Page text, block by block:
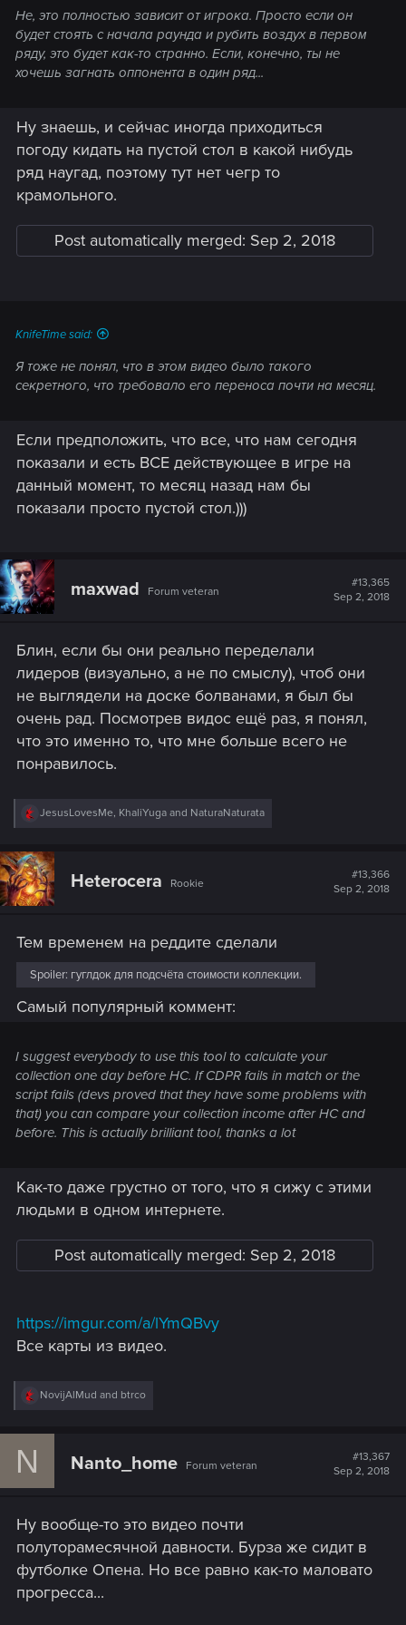
верит, что они успевают в сроки? Было бы всё
нормально, нам бы не показывали зеркалку, нам бы
показали анимацию разыгрывания карт с руки
оппонента (а её не было, показали сразу стол с
как у катапульты севера. Короче такооооое.
Не, это полностью зависит от игрока. Просто если он
будет стоять с начала раунда и рубить воздух в первом
ряду, это будет как-то странно. Если, конечно, ты не
хочешь загнать оппонента в один ряд...
Ну знаешь, и сейчас иногда приходиться
погоду кидать на пустой стол в какой нибудь
ряд наугад, поэтому тут нет чегр то
крамольного.
Post automatically merged: Sep 2, 2018
KnifeTime said:
Я тоже не понял, что в этом видео было такого
секретного, что требовало его переноса почти на месяц.
Если предположить, что все, что нам сегодня
показали и есть ВСЕ действующее в игре на
данный момент, то месяц назад нам бы
показали просто пустой стол.)))
maxwad Forum veteran
#13,365
Sep 2, 2018
Блин, если бы они реально переделали
лидеров (визуально, а не по смыслу), чтоб они
не выглядели на доске болванами, я был бы
очень рад. Посмотрев видос ещё раз, я понял,
что это именно то, что мне больше всего не
понравилось.
R
c
t
i
o
:
JesusLovesMe, KhaliYuga and NaturaNaturata
Heterocera Rookie
#13,366
Sep 2, 2018
Тем временем на реддите сделали
Spoiler: гуглдок для подсчёта стоимости коллекции.
Самый популярный коммент:
I suggest everybody to use this tool to calculate your
collection one day before HC. If CDPR fails in match or the
script fails (devs proved that they have some problems with
that) you can compare your collection income after HC and
before. This is actually brilliant tool, thanks a lot
Как-то даже грустно от того, что я сижу с этими
людьми в одном интернете.
Post automatically merged: Sep 2, 2018
https://imgur.com/a/lYmQBvy
Все карты из видео.
R
c
NovijAlMud and btrco
N Nanto_home Forum veteran
#13,367
Sep 2, 2018
Ну вообще-то это видео почти
полуторамесячной давности. Бурза же сидит в
футболке Опена. Но все равно как-то маловато
прогресса...